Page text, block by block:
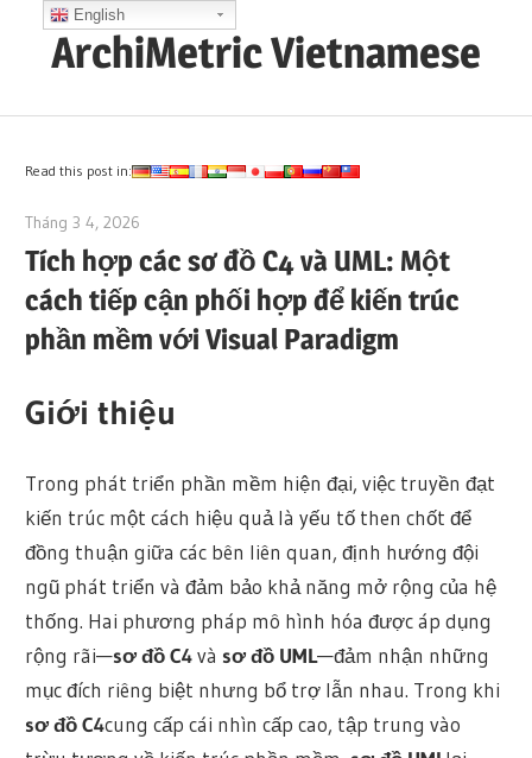
ArchiMetric Vietnamese
Ops,
Agile
and
More
Read this post in:
Tháng 3 4, 2026
Tích hợp các sơ đồ C4 và UML: Một
cách tiếp cận phối hợp để kiến trúc
phần mềm với Visual Paradigm
Giới thiệu
Trong phát triển phần mềm hiện đại, việc truyền đạt
kiến trúc một cách hiệu quả là yếu tố then chốt để
đồng thuận giữa các bên liên quan, định hướng đội
ngũ phát triển và đảm bảo khả năng mở rộng của hệ
thống. Hai phương pháp mô hình hóa được áp dụng
rộng rãi—sơ đồ C4và sơ đồ UML—đảm nhận những
mục đích riêng biệt nhưng bổ trợ lẫn nhau. Trong khi
sơ đồ C4cung cấp cái nhìn cấp cao, tập trung vào
English